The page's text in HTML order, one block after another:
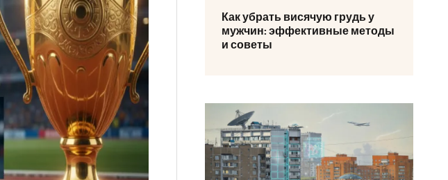
Как убрать висячую грудь у
мужчин: эффективные методы
и советы